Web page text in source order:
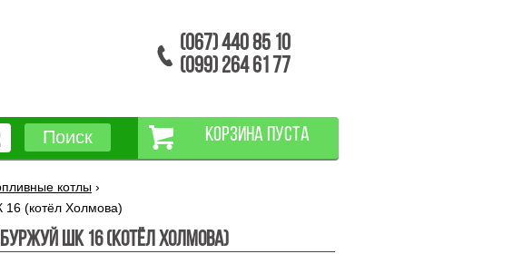
(067) 440 85 10
(099) 264 61 77
Поиск КОРЗИНА ПУСТА
котлы ›
16 (котёл Холмова)
ШК 16 (котёл Холмова)